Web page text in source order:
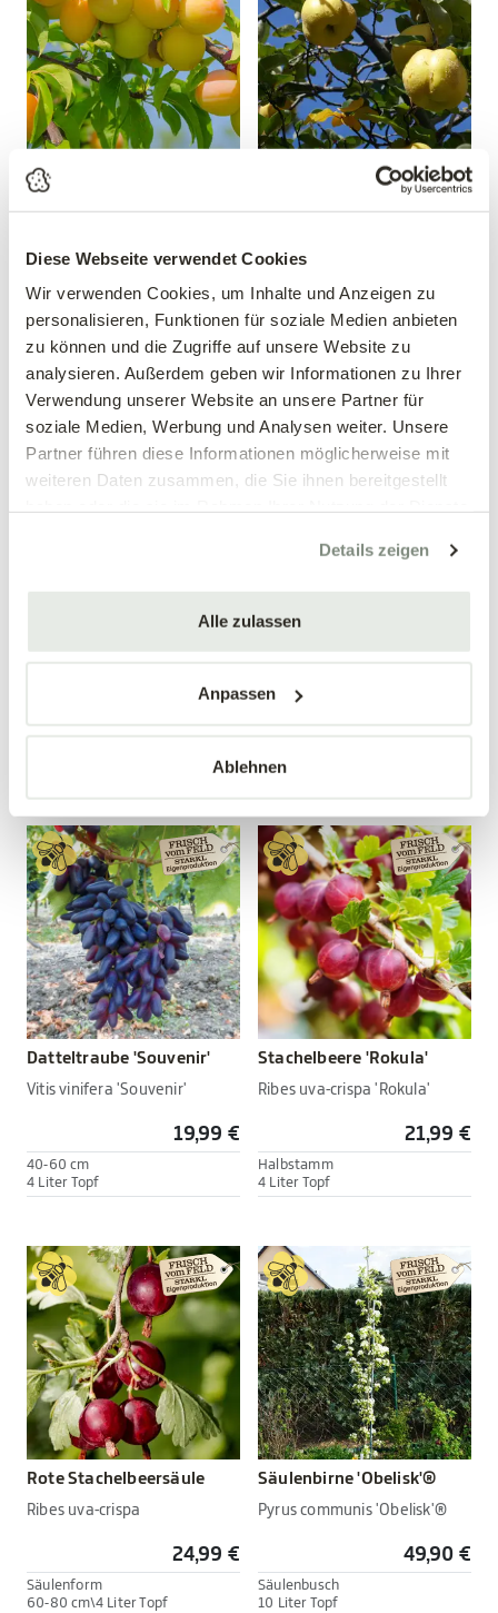
Diese Webseite verwendet Cookies
Wir verwenden Cookies, um Inhalte und Anzeigen zu
personalisieren, Funktionen für soziale Medien anbieten
zu können und die Zugriffe auf unsere Website zu
analysieren. Außerdem geben wir Informationen zu Ihrer
Verwendung unserer Website an unsere Partner für
soziale Medien, Werbung und Analysen weiter. Unsere
Partner führen diese Informationen möglicherweise mit
weiteren Daten zusammen, die Sie ihnen bereitgestellt
Details zeigen
Alle zulassen
Anpassen
Ablehnen
Mirabelle 'Mirabelle von
Nancy'
39,90 €
mehrere Varianten verfügbar!
'Konstantinopeler'
34,90 €
Busch
10 Liter Topf
4 Liter Topf
Datteltraube 'Souvenir'
Vitis vinifera 'Souvenir'
19,99 €
40-60 cm
4 Liter Topf
Stachelbeere 'Rokula'
Ribes uva-crispa 'Rokula'
21,99 €
Halbstamm
4 Liter Topf
Rote Stachelbeersäule
Ribes uva-crispa
24,99 €
Säulenform
60-80 cm\4 Liter Topf
Säulenbirne 'Obelisk'®
Pyrus communis 'Obelisk'®
49,90 €
Säulenbusch
10 Liter Topf